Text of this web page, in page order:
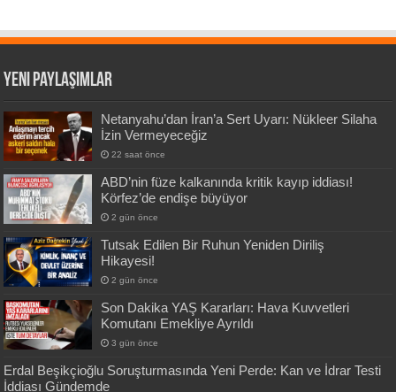
Yeni Paylaşımlar
Netanyahu’dan İran’a Sert Uyarı: Nükleer Silaha
İzin Vermeyeceğiz
22 saat önce
ABD’nin füze kalkanında kritik kayıp iddiası!
Körfez’de endişe büyüyor
2 gün önce
Tutsak Edilen Bir Ruhun Yeniden Diriliş
Hikayesi!
2 gün önce
Son Dakika YAŞ Kararları: Hava Kuvvetleri
Komutanı Emekliye Ayrıldı
3 gün önce
Erdal Beşikçioğlu Soruşturmasında Yeni Perde: Kan ve İdrar Testi
İddiası Gündemde